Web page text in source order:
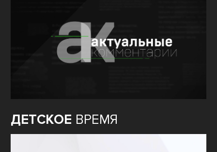
ДЕТСКОЕ ВРЕМЯ